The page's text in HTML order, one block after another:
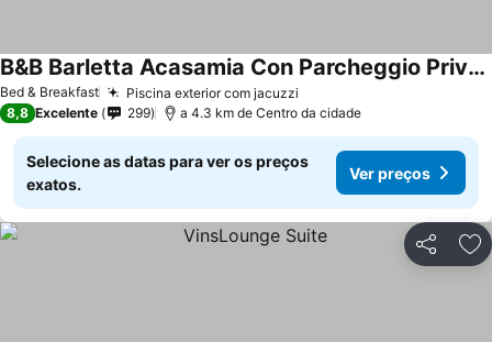
Bed & Breakfast Piscina exterior com jacuzzi
B&B Barletta Acasamia Con Parcheggio Privato
Ver preços
8,8 Excelente 299 a 4.3 km de Centro da cidade
Selecione as datas para ver os preços
exatos.
Ver preços
Partilhar